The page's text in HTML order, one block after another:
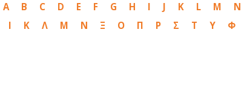
A B C D E F G H I J K L M N
Ι Κ Λ Μ Ν Ξ Ο Π Ρ Σ Τ Υ Φ